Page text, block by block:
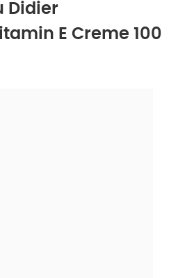
Didier
E Creme 100